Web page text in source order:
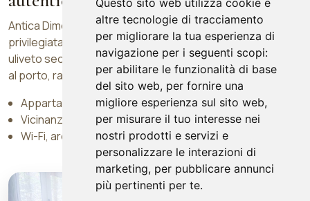
Questo sito web utilizza cookie e
altre tecnologie di tracciamento
per migliorare la tua esperienza di
navigazione per i seguenti scopi:
per abilitare le funzionalità di base
del sito web, per fornire una
migliore esperienza sul sito web,
per misurare il tuo interesse nei
nostri prodotti e servizi e
personalizzare le interazioni di
marketing, per pubblicare annunci
più pertinenti per te.
Antica Dimora Donna Filomena si trova in una zona
privilegiata di Marina di Camerota, immersa nel verde di un
uliveto secolare e vicina ai principali servizi, alle spiagge e
al porto, raggiungibili comodamente a piedi.
Appartamenti climatizzati e B&B in centro paese
Vicinanza alla spiaggia Marina delle Barche
Wi-Fi, area esterna e parcheggio in struttura
Ciao!
Se hai bisogno di informazioni scrivi
qui.